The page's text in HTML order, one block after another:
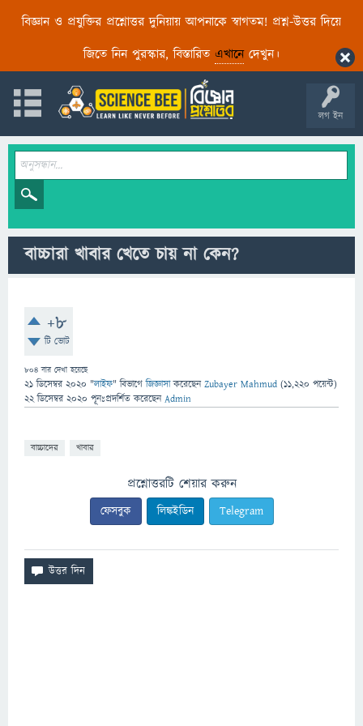
বিজ্ঞান ও প্রযুক্তির প্রশ্নোত্তর দুনিয়ায় আপনাকে স্বাগতম! প্রশ্ন-উত্তর দিয়ে
জিতে নিন পুরস্কার, বিস্তারিত এখানেদেখুন।
লগ ইন
বাচ্চারা খাবার খেতে চায় না কেন?
+8
টি ভোট
804 বার দেখা হয়েছে
21 ডিসেম্বর 2020 "লাইফ" বিভাগে জিজ্ঞাসাকরেছেনZubayer Mahmud (11,220 পয়েন্ট)
22 ডিসেম্বর 2020 পূনঃপ্রদর্শিত করেছেনAdmin
বাচ্চাদের খাবার
প্রশ্নোত্তরটি শেয়ার করুন
ফেসবুক লিঙ্কইডিন Telegram